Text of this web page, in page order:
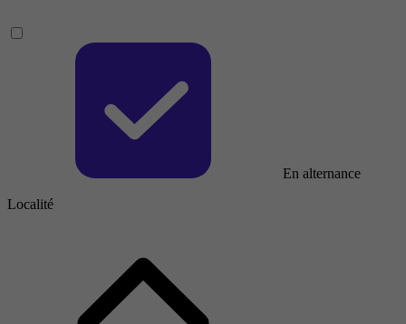
En alternance
Localité